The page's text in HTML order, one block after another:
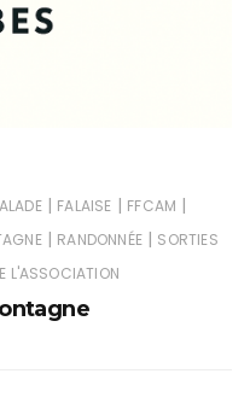
| FALAISE | FFCAM |
| RANDONNÉE | SORTIES
L'ASSOCIATION